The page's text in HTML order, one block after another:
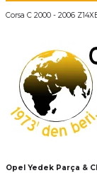
Corsa C 2000 - 2006
Opel Yedek Parça &